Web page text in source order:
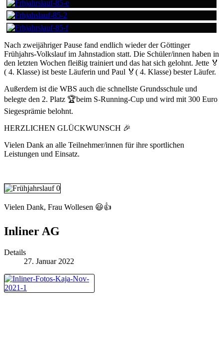
Nach zweijähriger Pause fand endlich wieder der Göttinger
Frühjahrs-Volkslauf im Jahnstadion statt. Die Schüler/innen haben in
den letzten Wochen fleißig trainiert und das hat sich gelohnt. Jette 🏅
( 4. Klasse) ist beste Läuferin und Paul 🏅( 4. Klasse) bester Läufer.
Außerdem ist die WBS auch die schnellste Grundsschule und
belegte den 2. Platz 🏆beim S-Running-Cup und wird mit 300 Euro
Siegesprämie belohnt.
HERZLICHEN GLÜCKWUNSCH 🎉
Vielen Dank an alle Teilnehmer/innen für ihre sportlichen
Leistungen und Einsatz.
Vielen Dank, Frau Wollesen 😃👍
Inliner AG
Details
27. Januar 2022